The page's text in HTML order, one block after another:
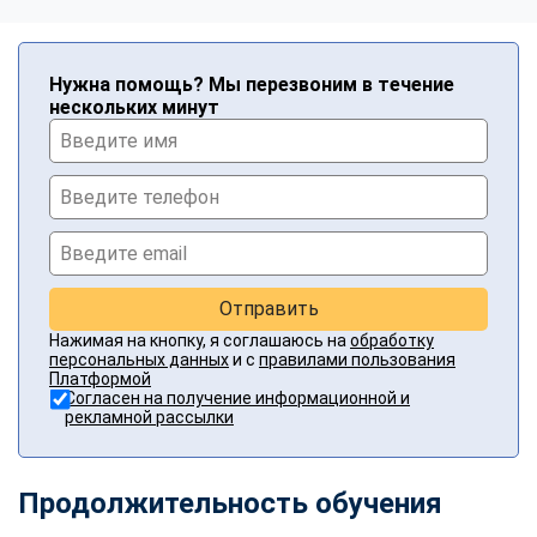
Нужна помощь? Мы перезвоним в течение
нескольких минут
Отправить
Нажимая на кнопку, я соглашаюсь на обработку
персональных данныхи с правилами пользования
Платформой
Согласен на получение информационной и
рекламной рассылки
Продолжительность обучения